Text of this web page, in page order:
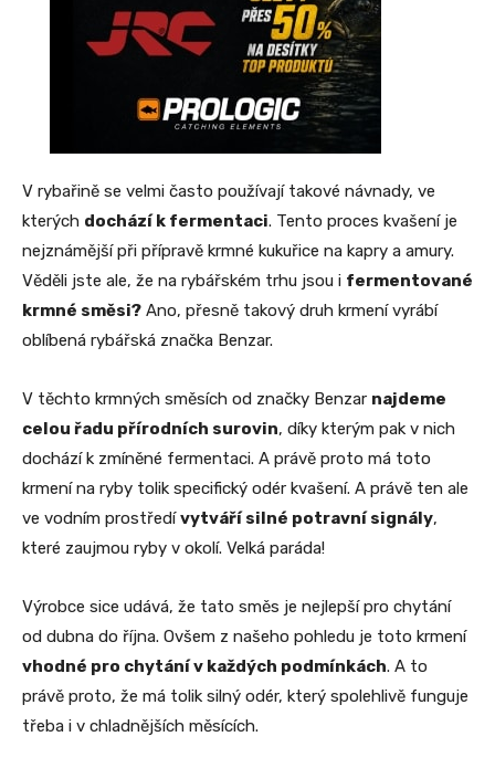
V rybařině se velmi často používají takové návnady, ve
kterých dochází k fermentaci. Tento proces kvašení je
nejznámější při přípravě krmné kukuřice na kapry a amury.
Věděli jste ale, že na rybářském trhu jsou i fermentované
krmné směsi? Ano, přesně takový druh krmení vyrábí
oblíbená rybářská značka Benzar.
V těchto krmných směsích od značky Benzar najdeme
celou řadu přírodních surovin, díky kterým pak v nich
dochází k zmíněné fermentaci. A právě proto má toto
krmení na ryby tolik specifický odér kvašení. A právě ten ale
ve vodním prostředívytváří silné potravní signály,
které zaujmou ryby v okolí. Velká paráda!
Výrobce sice udává, že tato směs je nejlepší pro chytání
od dubna do října. Ovšem z našeho pohledu je toto krmení
vhodné pro chytání v každých podmínkách. A to
právě proto, že má tolik silný odér, který spolehlivě funguje
třeba i v chladnějších měsících.